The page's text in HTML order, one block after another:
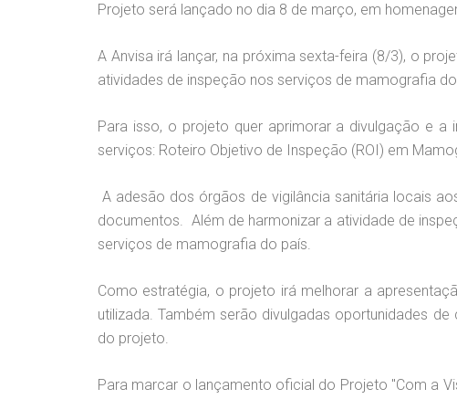
Projeto será lançado no dia 8 de março, em
A Anvisa irá lançar, na próxima sexta-feira (8/3), o
atividades de inspeção nos serviços de mamografia
Para isso, o projeto quer aprimorar a divulgação e a
serviços: Roteiro Objetivo de Inspeção (ROI) em
A adesão dos órgãos de vigilância sanitária locais
documentos. Além de harmonizar a atividade de
serviços de mamografia do país.
Como estratégia, o projeto irá melhorar a
utilizada. Também serão divulgadas oportunidades
do projeto.
Para marcar o lançamento oficial do Projeto "Com a